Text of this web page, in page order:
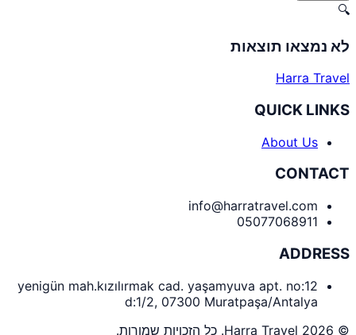
🔍
לא נמצאו תוצאות
Harra Travel
QUICK LINKS
About Us
CONTACT
info@harratravel.com
05077068911
ADDRESS
yenigün mah.kızılırmak cad. yaşamyuva apt. no:12
d:1/2, 07300 Muratpaşa/Antalya
© 2026 Harra Travel. כל הזכויות שמורות.